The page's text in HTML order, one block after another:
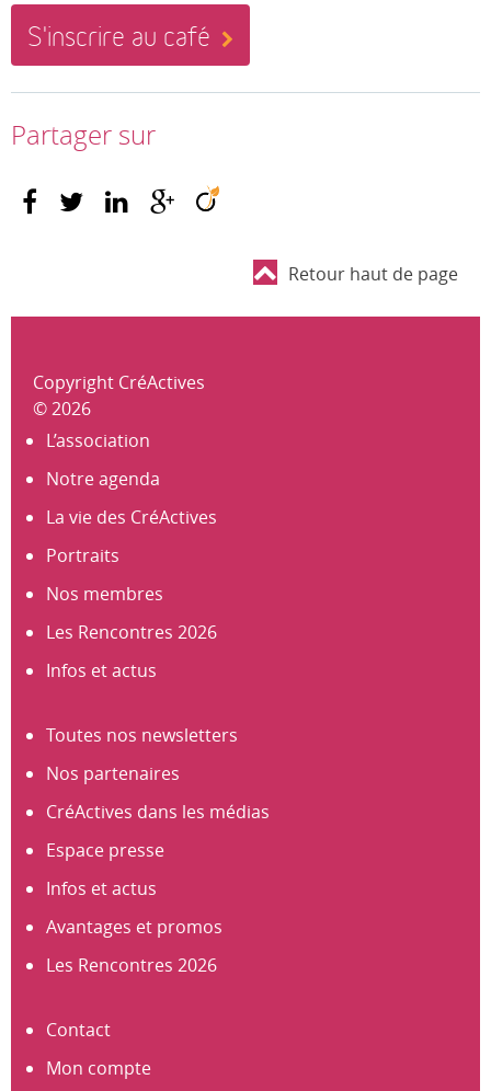
S'inscrire au café
Partager sur
Retour haut de page
Copyright CréActives
© 2026
L’association
Notre agenda
La vie des CréActives
Portraits
Nos membres
Les Rencontres 2026
Infos et actus
Toutes nos newsletters
Nos partenaires
CréActives dans les médias
Espace presse
Infos et actus
Avantages et promos
Les Rencontres 2026
Contact
Mon compte